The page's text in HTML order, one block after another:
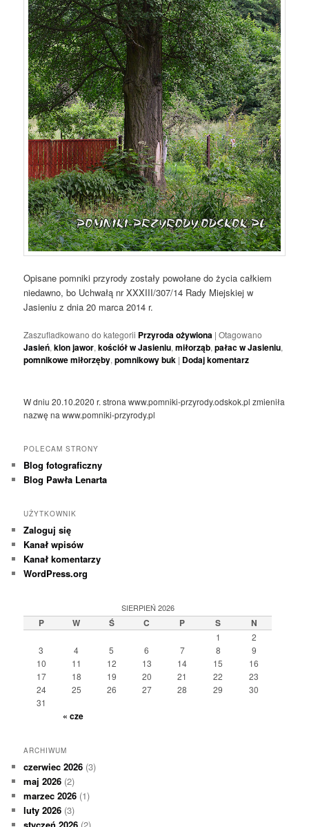
Opisane pomniki przyrody zostały powołane do życia całkiem
niedawno, bo Uchwałą nr XXXIII/307/14 Rady Miejskiej w
Jasieniu z dnia 20 marca 2014 r.
Zaszufladkowano do kategorii Przyroda ożywiona |Otagowano
Jasień,klon jawor,kościół w Jasieniu,miłorząb,pałac w Jasieniu,
pomnikowe miłorzęby,pomnikowy buk | Dodaj komentarz
W dniu 20.10.2020 r. strona www.pomniki-przyrody.odskok.pl zmieniła
nazwę na www.pomniki-przyrody.pl
POLECAM STRONY
Blog fotograficzny
Blog Pawła Lenarta
UŻYTKOWNIK
Zaloguj się
Kanał wpisów
Kanał komentarzy
WordPress.org
SIERPIEŃ 2026
P W Ś C P S N
1
2
3
4 5 6 7 8
9
10
11 12 13 14 15
16
17
18 19 20 21 22
23
24
25 26 27 28 29
30
31
« cze
ARCHIWUM
czerwiec 2026 (3)
maj 2026 (2)
marzec 2026 (1)
luty 2026 (3)